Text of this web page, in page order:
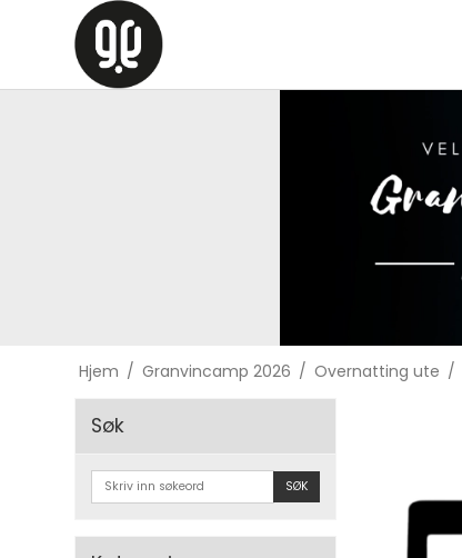
Hjem / Granvincamp 2026 / Overnatting ute /
Søk
SØK